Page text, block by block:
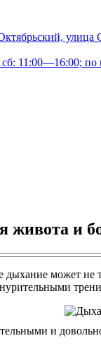
улица
11:00—16:00; по
живота и
может не
и